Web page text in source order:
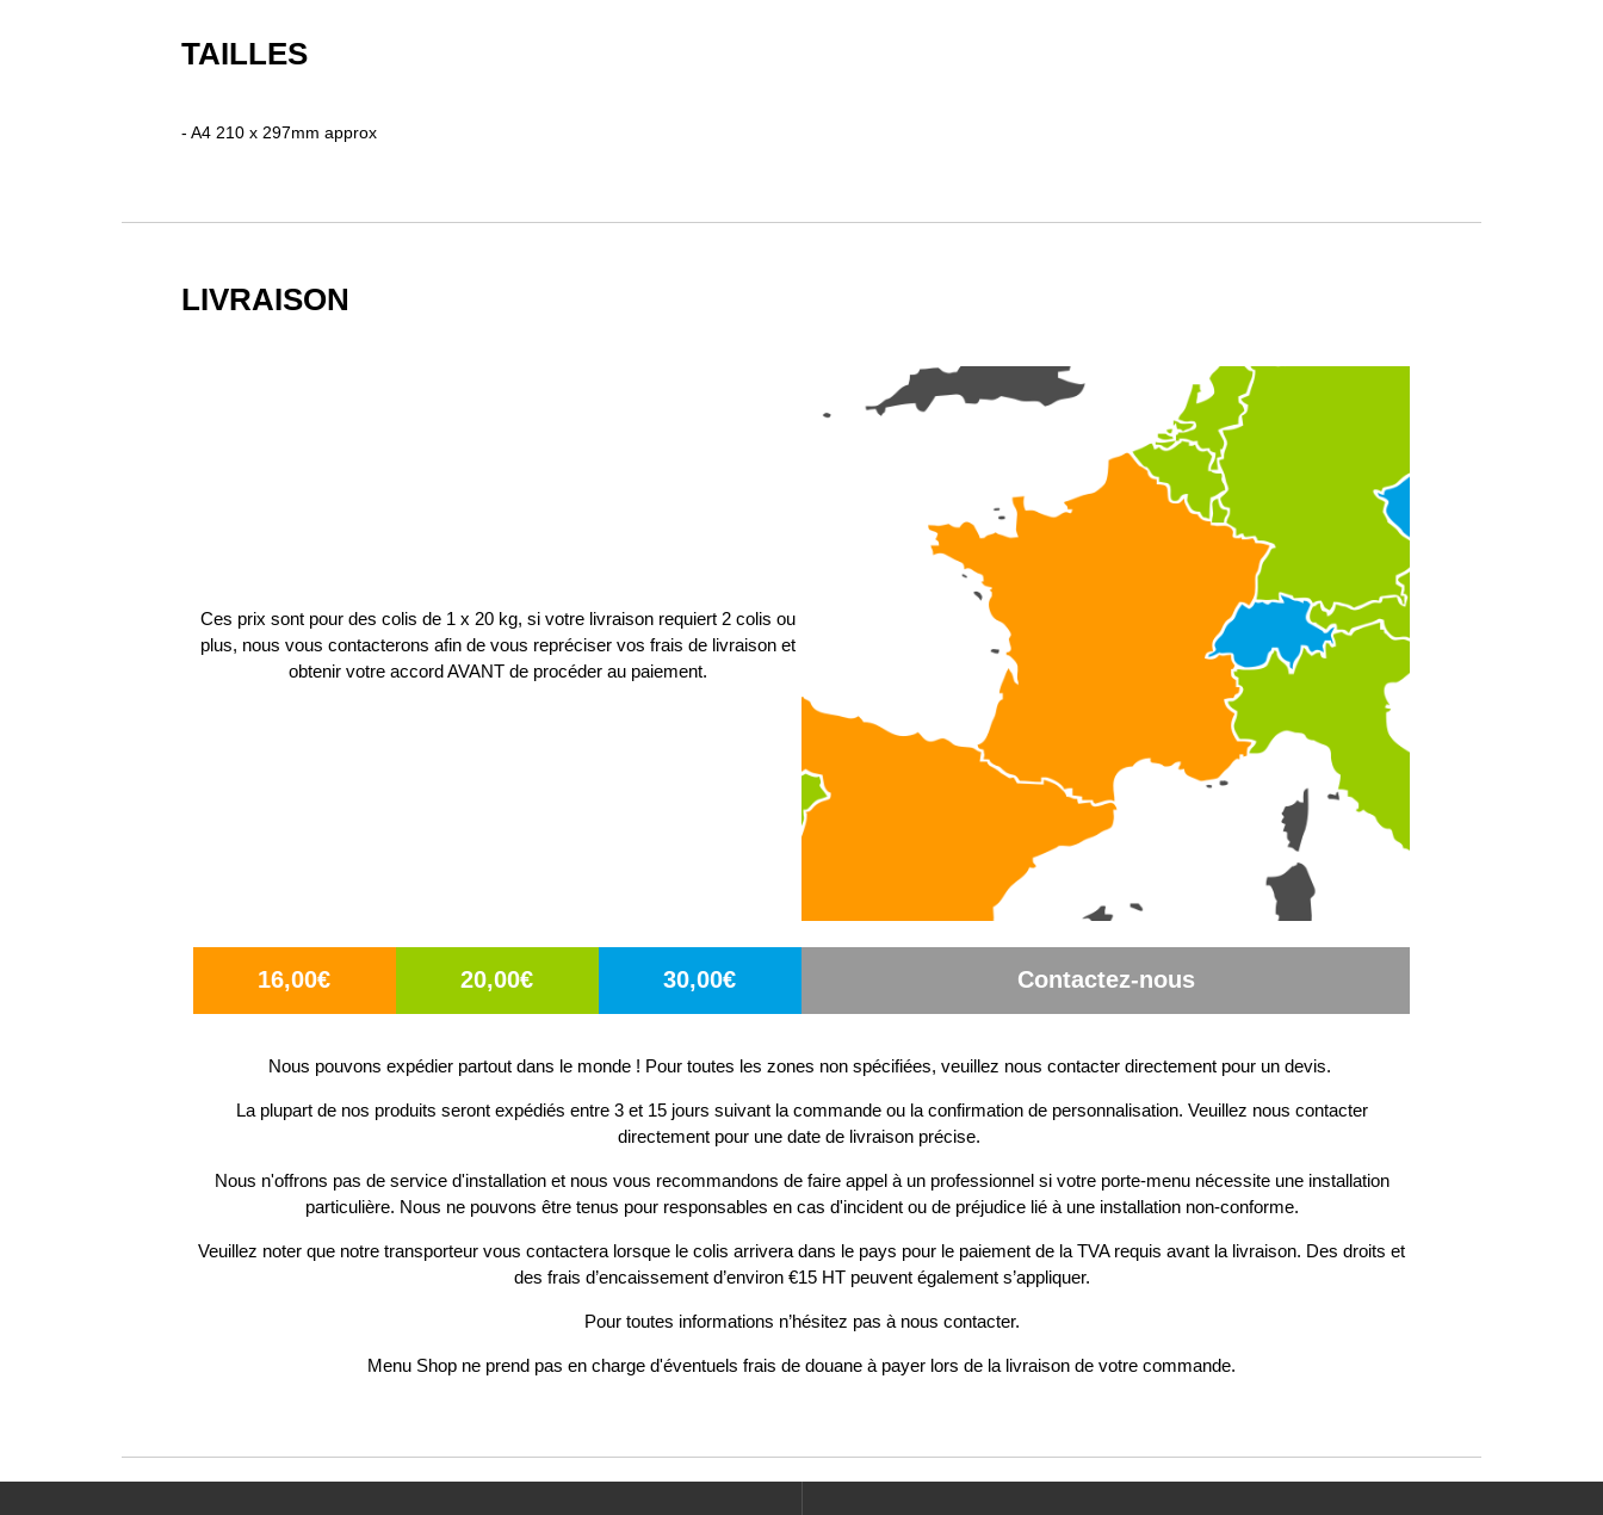
TAILLES
- A4 210 x 297mm approx
LIVRAISON
Ces prix sont pour des colis de 1 x 20 kg, si votre livraison requiert 2 colis ou
plus, nous vous contacterons afin de vous repréciser vos frais de livraison et
obtenir votre accord AVANT de procéder au paiement.
16,00€ 20,00€ 30,00€ Contactez-nous
Nous pouvons expédier partout dans le monde ! Pour toutes les zones non spécifiées, veuillez nous contacter directement pour un devis.
La plupart de nos produits seront expédiés entre 3 et 15 jours suivant la commande ou la confirmation de personnalisation. Veuillez nous contacter
directement pour une date de livraison précise.
Nous n'offrons pas de service d'installation et nous vous recommandons de faire appel à un professionnel si votre porte-menu nécessite une installation
particulière. Nous ne pouvons être tenus pour responsables en cas d'incident ou de préjudice lié à une installation non-conforme.
Veuillez noter que notre transporteur vous contactera lorsque le colis arrivera dans le pays pour le paiement de la TVA requis avant la livraison. Des droits et
des frais d’encaissement d’environ €15 HT peuvent également s’appliquer.
Pour toutes informations n’hésitez pas à nous contacter.
Menu Shop ne prend pas en charge d'éventuels frais de douane à payer lors de la livraison de votre commande.